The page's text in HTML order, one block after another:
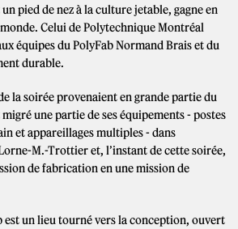
pied de nez à la culture jetable, gagne en
Celui de Polytechnique Montréal
équipes du PolyFab Normand Brais et du
durable.
la soirée provenaient en grande partie du
une partie de ses équipements - postes
et appareillages multiples - dans
M.-Trottier et, l’instant de cette soirée,
de fabrication en une mission de
est un lieu tourné vers la conception, ouvert